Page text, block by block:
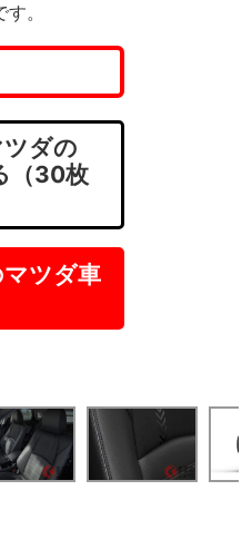
。
ダの
（30枚
マツダ車